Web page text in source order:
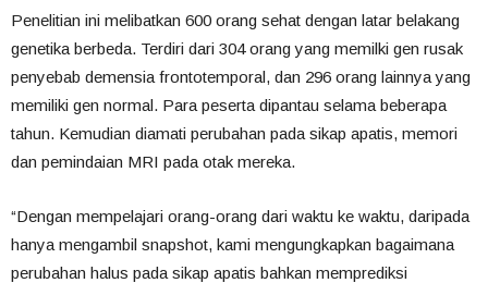
Penelitian ini melibatkan 600 orang sehat dengan latar belakang
genetika berbeda. Terdiri dari 304 orang yang memilki gen rusak
penyebab demensia frontotemporal, dan 296 orang lainnya yang
memiliki gen normal. Para peserta dipantau selama beberapa
tahun. Kemudian diamati perubahan pada sikap apatis, memori
dan pemindaian MRI pada otak mereka.
“Dengan mempelajari orang-orang dari waktu ke waktu, daripada
hanya mengambil snapshot, kami mengungkapkan bagaimana
perubahan halus pada sikap apatis bahkan memprediksi